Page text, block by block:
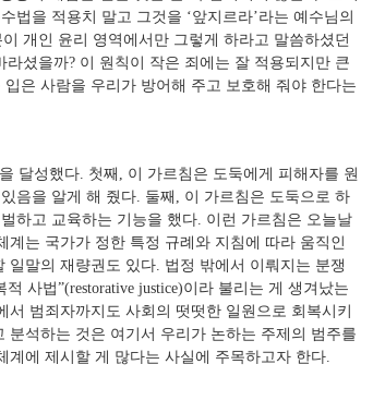
법을 적용치 말고 그것을 ‘앞지르라’라는 예수님의
개인 윤리 영역에서만 그렇게 하라고 말씀하셨던
셨을까? 이 원칙이 작은 죄에는 잘 적용되지만 큰
은 사람을 우리가 방어해 주고 보호해 줘야 한다는
달성했다. 첫째, 이 가르침은 도둑에게 피해자를 원
음을 알게 해 줬다. 둘째, 이 가르침은 도둑으로 하
하고 교육하는 기능을 했다. 이런 가르침은 오늘날
는 국가가 정한 특정 규례와 지침에 따라 움직인
말의 재량권도 있다. 법정 밖에서 이뤄지는 분쟁
사법”(restorative justice)이라 불리는 게 생겨났는
범죄자까지도 사회의 떳떳한 일원으로 회복시키
석하는 것은 여기서 우리가 논하는 주제의 범주를
에 제시할 게 많다는 사실에 주목하고자 한다.